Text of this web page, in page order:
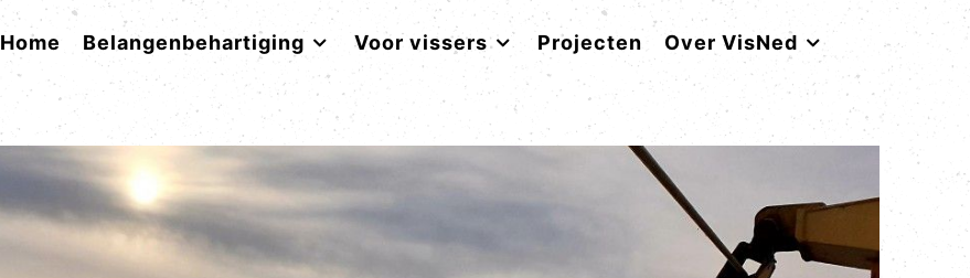
Home Belangenbehartiging Voor vissers Projecten Over VisNed